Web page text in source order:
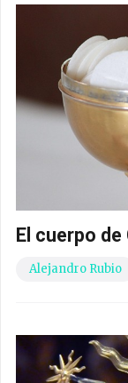
El cuerpo
Alejandro Rubio